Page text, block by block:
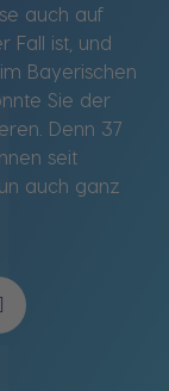
auch auf
Fall ist, und
Bayerischen
Sie der
Denn 37
seit
auch ganz